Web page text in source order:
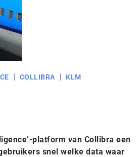
COLLIBRA KLM
platform van Collibra een
snel welke data waar